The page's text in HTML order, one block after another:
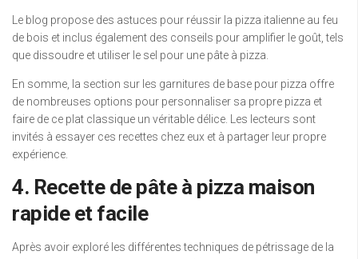
Le blog propose des astuces pour réussir la pizza italienne au feu
de bois et inclus également des conseils pour amplifier le goût, tels
que dissoudre et utiliser le sel pour une pâte à pizza.
En somme, la section sur les garnitures de base pour pizza offre
de nombreuses options pour personnaliser sa propre pizza et
faire de ce plat classique un véritable délice. Les lecteurs sont
invités à essayer ces recettes chez eux et à partager leur propre
expérience.
4. Recette de pâte à pizza maison
rapide et facile
Après avoir exploré les différentes techniques de pétrissage de la